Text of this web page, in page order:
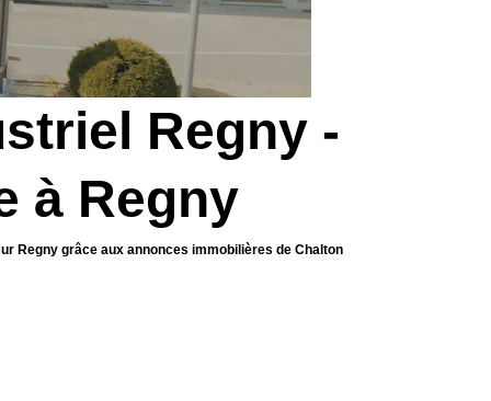
Regny -
à Regny
Regny grâce aux annonces immobilières de Chalton